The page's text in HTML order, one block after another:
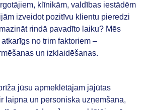
klīnikām, valdības iestādēm
izveidot pozitīvu klientu pieredzi
rindā pavadīto laiku? Mēs
no trim faktoriem –
un izklaidēšanas.
jūsu apmeklētājam jājūtas
laipna un personiska uzņemšana,